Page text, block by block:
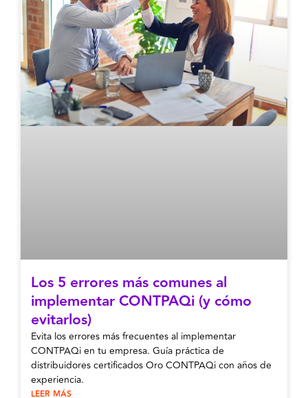
Los 5 errores más comunes al
implementar CONTPAQi (y cómo
evitarlos)
Evita los errores más frecuentes al implementar
CONTPAQi en tu empresa. Guía práctica de
distribuidores certificados Oro CONTPAQi con años de
experiencia.
LEER MÁS